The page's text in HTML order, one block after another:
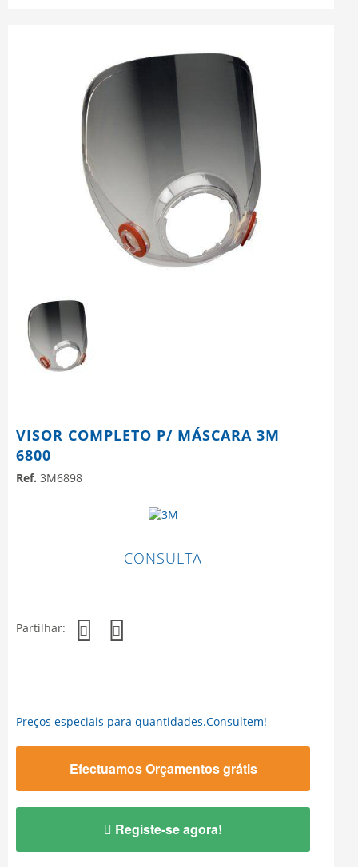
VISOR COMPLETO P/ MÁSCARA 3M
6800
Ref. 3M6898
CONSULTA
Partilhar:
Preços especiais para quantidades.Consultem!
Efectuamos Orçamentos grátis
Registe-se agora!